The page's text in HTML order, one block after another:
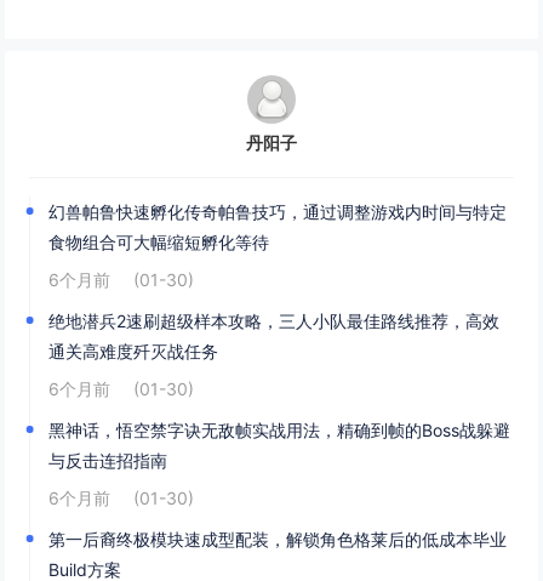
丹阳子
幻兽帕鲁快速孵化传奇帕鲁技巧，通过调整游戏内时间与特定
食物组合可大幅缩短孵化等待
6个月前
(01-30)
绝地潜兵2速刷超级样本攻略，三人小队最佳路线推荐，高效
通关高难度歼灭战任务
6个月前
(01-30)
黑神话，悟空禁字诀无敌帧实战用法，精确到帧的Boss战躲避
与反击连招指南
6个月前
(01-30)
第一后裔终极模块速成型配装，解锁角色格莱后的低成本毕业
Build方案